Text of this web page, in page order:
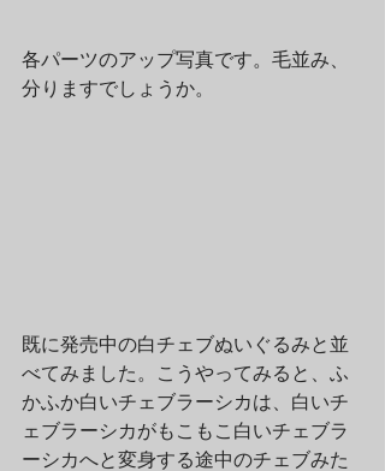
各パーツのアップ写真です。毛並み、
分りますでしょうか。
既に発売中の白チェブぬいぐるみと並
べてみました。こうやってみると、ふ
かふか白いチェブラーシカは、白いチ
ェブラーシカがもこもこ白いチェブラ
ーシカへと変身する途中のチェブみた